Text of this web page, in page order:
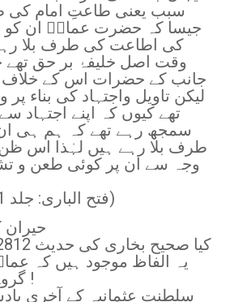
سبب یعنی طاعتِ امام کی
جیسا کہ حضرت عمارؓ ان
کی اطاعت کی طرف بلا
وقت اصل خلیفۂ بر حق
جانب کے حضرات اس کے خلاف
لیکن تاویل واجتہاد کی بناء پر
تھے کیوں کہ اپنے اجتہاد
سمجھ رہے تھے کہ ہم ہی
طرف بلا رہے ہیں لہٰذا اس ظن
وجہ سے ان پر کوئی طعن و
(فتح الباری: جلد 1 صفحہ 452)
یہ الفاظ موجود ہیں کہ
گروہ قتل کرے گا !